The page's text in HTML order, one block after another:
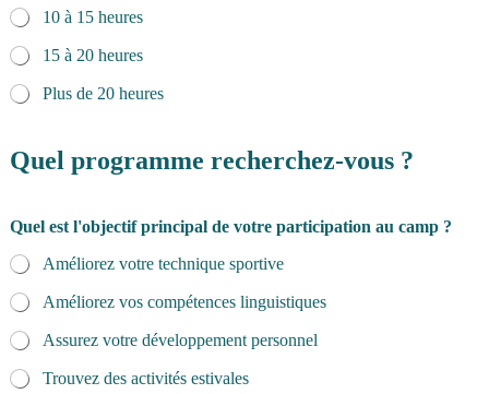
10 à 15 heures
15 à 20 heures
Plus de 20 heures
Quel programme recherchez-vous ?
Quel est l'objectif principal de votre participation au camp ?
Améliorez votre technique sportive
Améliorez vos compétences linguistiques
Assurez votre développement personnel
Trouvez des activités estivales